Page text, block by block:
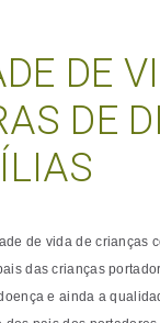
DE
DE
de vida de
das crianças
e ainda a